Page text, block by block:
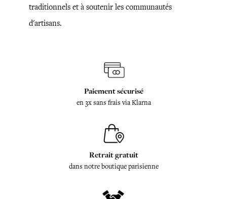
traditionnels et à soutenir les communautés
d'artisans.
Paiement sécurisé
en 3x sans frais via Klarna
Retrait gratuit
dans notre boutique parisienne